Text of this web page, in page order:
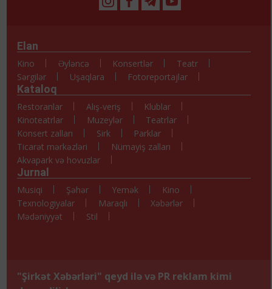
Elan
Kino Əyləncə Konsertlər
Teatr
Sərgilər
Uşaqlara Fotoreportajlar
Kataloq
Restoranlar Alış-veriş
Klublar
Kinoteatrlar
Muzeylər
Teatrlar
Konsert zalları
Sirk
Parklar
Ticarət mərkəzləri
Nümayiş zalları
Akvapark və hovuzlar
Jurnal
Musiqi Şəhər Yemək
Kino
Texnologiyalar
Maraqlı
Xəbərlər
Mədəniyyət
Stil
"Şirkət Xəbərləri" qeyd ilə və PR reklam kimi